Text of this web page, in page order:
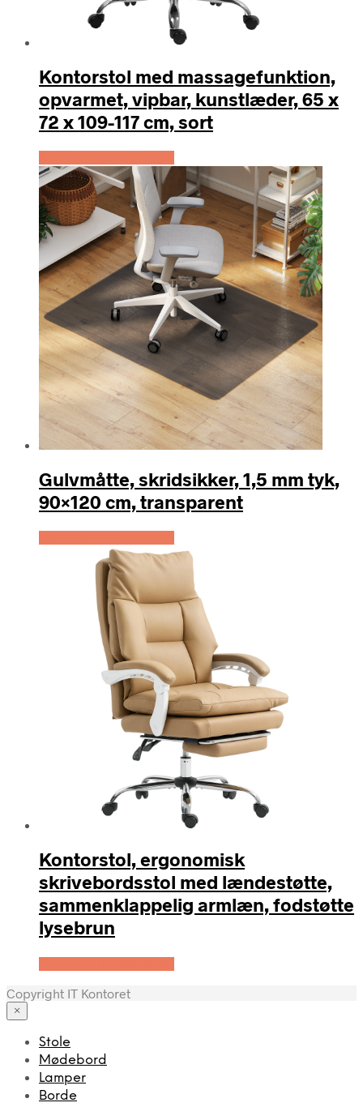
Kontorstol med massagefunktion,
opvarmet, vipbar, kunstlæder, 65 x
72 x 109-117 cm, sort
Gulvmåtte, skridsikker, 1,5 mm tyk,
90×120 cm, transparent
Kontorstol, ergonomisk
skrivebordsstol med lændestøtte,
sammenklappelig armlæn, fodstøtte
lysebrun
Copyright IT Kontoret
×
Stole
Mødebord
Lamper
Borde